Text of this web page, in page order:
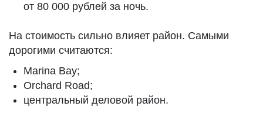
от 80 000 рублей за ночь.
На стоимость сильно влияет район. Самыми
дорогими считаются:
Marina Bay;
Orchard Road;
центральный деловой район.